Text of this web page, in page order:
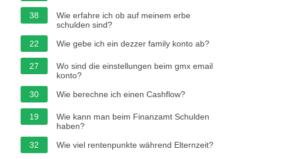
38
Wie erfahre ich ob auf meinem erbe
schulden sind?
22
Wie gebe ich ein dezzer family konto ab?
27
Wo sind die einstellungen beim gmx email
konto?
30
Wie berechne ich einen Cashflow?
19
Wie kann man beim Finanzamt Schulden
haben?
32
Wie viel rentenpunkte während Elternzeit?